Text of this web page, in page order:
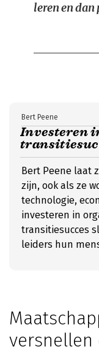
leren en dan
Investeren
Bert Peene
Bert Peene laat
zijn, ook als ze
technologie,
investeren in
transitiesucces
leiders hun
versnellen